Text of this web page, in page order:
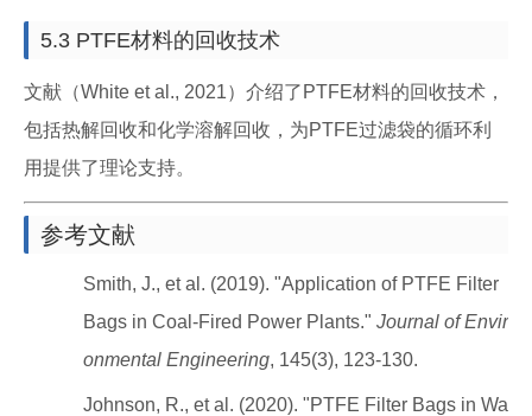
5.3 PTFE材料的回收技术
文献（White et al., 2021）介绍了PTFE材料的回收技术，
包括热解回收和化学溶解回收，为PTFE过滤袋的循环利
用提供了理论支持。
参考文献
Smith, J., et al. (2019). "Application of PTFE Filter
Bags in Coal-Fired Power Plants." Journal of Envir
onmental Engineering, 145(3), 123-130.
Johnson, R., et al. (2020). "PTFE Filter Bags in Wa